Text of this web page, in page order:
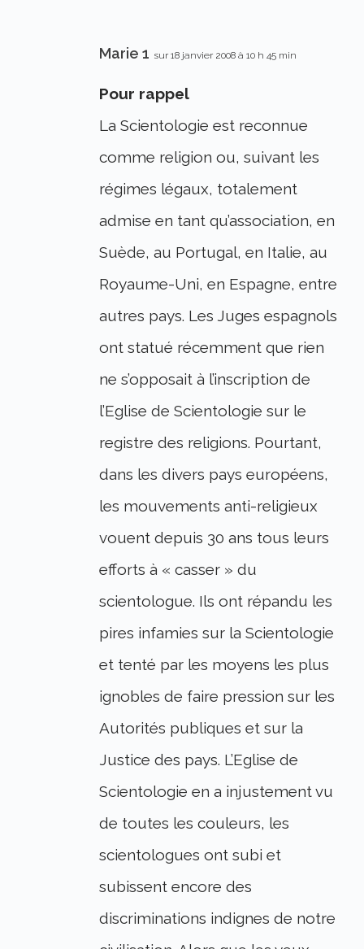
Marie 1 sur 18 janvier 2008 à 10 h 45 min
Pour rappel
La Scientologie est reconnue
comme religion ou, suivant les
régimes légaux, totalement
admise en tant qu’association, en
Suède, au Portugal, en Italie, au
Royaume-Uni, en Espagne, entre
autres pays. Les Juges espagnols
ont statué récemment que rien
ne s’opposait à l’inscription de
l’Eglise de Scientologie sur le
registre des religions. Pourtant,
dans les divers pays européens,
les mouvements anti-religieux
vouent depuis 30 ans tous leurs
efforts à « casser » du
scientologue. Ils ont répandu les
pires infamies sur la Scientologie
et tenté par les moyens les plus
ignobles de faire pression sur les
Autorités publiques et sur la
Justice des pays. L’Eglise de
Scientologie en a injustement vu
de toutes les couleurs, les
scientologues ont subi et
subissent encore des
discriminations indignes de notre